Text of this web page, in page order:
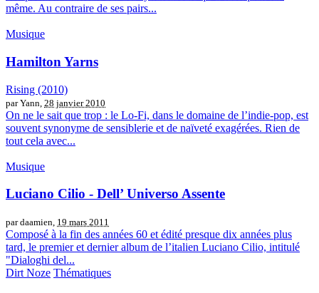
même. Au contraire de ses pairs...
Musique
Hamilton Yarns
Rising (2010)
par Yann, 28 janvier 2010
On ne le sait que trop : le Lo-Fi, dans le domaine de l’indie-pop, est
souvent synonyme de sensiblerie et de naïveté exagérées. Rien de
tout cela avec...
Musique
Luciano Cilio - Dell’ Universo Assente
par daamien, 19 mars 2011
Composé à la fin des années 60 et édité presque dix années plus
tard, le premier et dernier album de l’italien Luciano Cilio, intitulé
"Dialoghi del...
Dirt Noze Thématiques